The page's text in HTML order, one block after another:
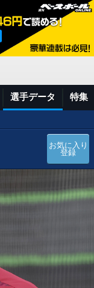
選手データ 特集
お気に入り
登録